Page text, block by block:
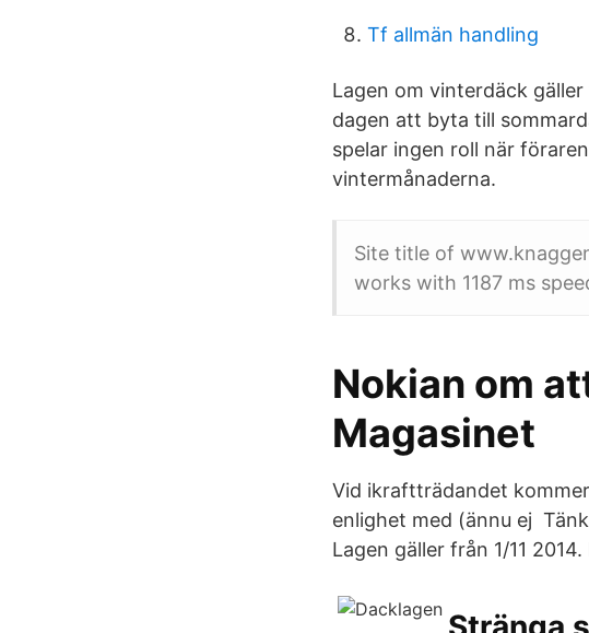
Tf allmän handling
Lagen om vinterdäck
dagen att byta till
spelar ingen roll när
vintermånaderna.
Site title of
works with 1187 ms
Nokian om
Magasinet
Vid ikraftträdandet
enlighet med (ännu ej
Lagen gäller från 1/11 2014.